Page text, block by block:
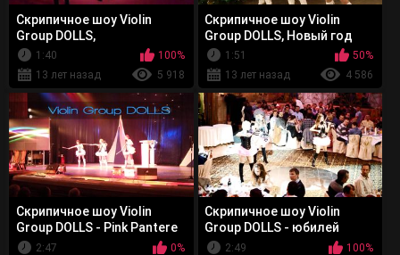
Скрипичное шоу Violin
Group DOLLS,
электроскрипачки и
электровиолончель
1:40
100%
13 лет назад
5 918
Скрипичное шоу Violin
Group DOLLS, Новый год
1:51
50%
13 лет назад
4 586
Скрипичное шоу Violin
Group DOLLS - Pink Pantere
2:47
0%
Скрипичное шоу Violin
Group DOLLS - юбилей
компании
2:49
100%